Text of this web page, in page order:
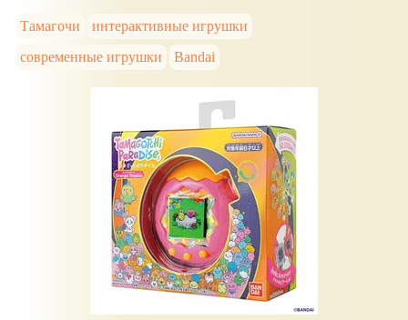
Тамагочи
интерактивные игрушки
современные игрушки
Bandai